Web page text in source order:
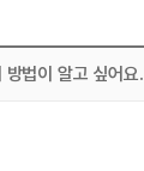
법이 알고 싶어요.